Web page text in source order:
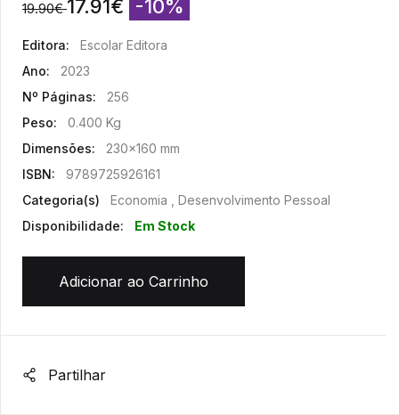
19.90€ 17.91€ -10%
Editora:
Escolar Editora
Ano:
2023
Nº Páginas:
256
Peso:
0.400 Kg
Dimensões:
230x160 mm
ISBN:
9789725926161
Categoria(s)
Economia , Desenvolvimento Pessoal
Disponibilidade:
Em Stock
Adicionar ao Carrinho
Partilhar